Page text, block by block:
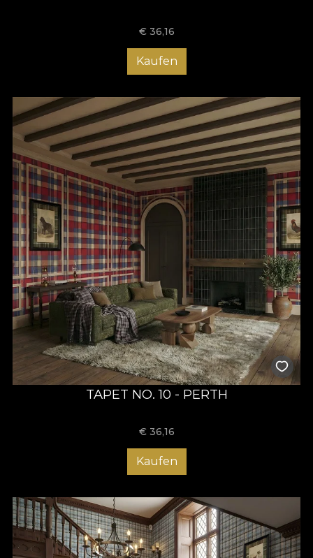
decorativ puternic, potrivit pentru interioare curajoase.
Carourile capătă profunzime prin suprapuneri cromatice subtile
și prin echilibrul dintre liniile verticale și orizontale, generând o
senzație de stabilitate, ritm și coerență vizuală.
Modern Scotch Societynu este doar o colecție de tapet cu
model scoțian, ci o experiență estetică. Este despre călătorie,
despre textil transpus în arhitectură, despre tradiție adusă în
contemporan. Numele fiecărui model –Pitlochry,Aberdeen,
St Andrews,Inveraray,BraemarsauIona– evocă peisaje
dramatice, castele impunătoare și orașe încărcate de istorie, iar
această poveste se reflectă în structura fiecărui design.
Realizată pe suport premium, cu imprimare de înaltă rezoluție,
colecția asigură claritate grafică și durabilitate în timp. Fiecare
model poate fi integrat atât ca perete accent, cât și în aplicații
ample, pentru a crea un efect imersiv, teatral sau minimalist, în
funcție de conceptul de design interior.
PrinModern Scotch Society,VLAdiLA propune un tapet
statement, dedicat celor care apreciază eleganța atemporală
și designul cu identitate puternică. Este o colecție care îmbină
tradiția scoțiană cu rafinamentul contemporan, transformând
caroul clasic într-un simbol modern al stilului sofisticat.
€ 36,16
Kaufen
TAPET NO. 10 - PERTH
€ 36,16
Kaufen